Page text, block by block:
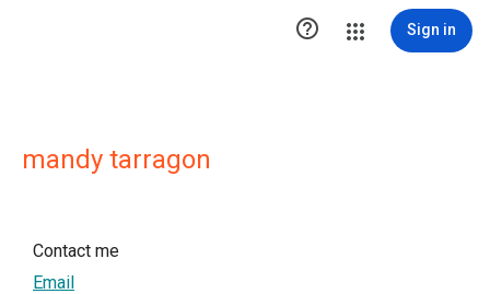
 Sign in
mandy tarragon
Contact me
Email